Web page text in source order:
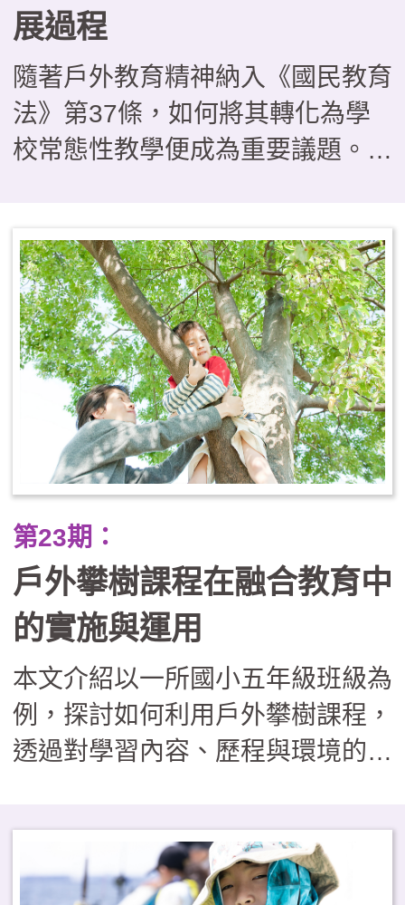
展過程
隨著戶外教育精神納入《國民教育
法》第37條，如何將其轉化為學
校常態性教學便成為重要議題。本
育課程的推動歷程。
第23期：
戶外攀樹課程在融合教育中
的實施與運用
本文介紹以一所國小五年級班級為
例，探討如何利用戶外攀樹課程，
透過對學習內容、歷程與環境的適
共同參與。文中也分享了如何透過
課程調整與設計，落實多元包容價
值，為戶外教育轉化為融合教育實